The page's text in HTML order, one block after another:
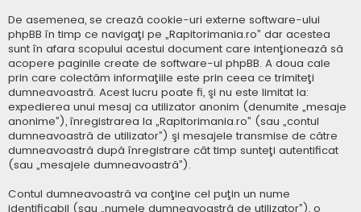
De asemenea, se crează cookie-uri externe software-ului
phpBB în timp ce navigaţi pe „Rapitorimania.ro” dar acestea
sunt în afara scopului acestui document care intenţionează să
acopere paginile create de software-ul phpBB. A doua cale
prin care colectăm informaţiile este prin ceea ce trimiteţi
dumneavoastră. Acest lucru poate fi, şi nu este limitat la:
expedierea unui mesaj ca utilizator anonim (denumite „mesaje
anonime”), înregistrarea la „Rapitorimania.ro” (sau „contul
dumneavoastră de utilizator”) şi mesajele transmise de către
dumneavoastră după înregistrare cât timp sunteţi autentificat
(sau „mesajele dumneavoastră”).
Contul dumneavoastră va conţine cel puţin un nume
identificabil (sau „numele dumneavoastră de utilizator”), o